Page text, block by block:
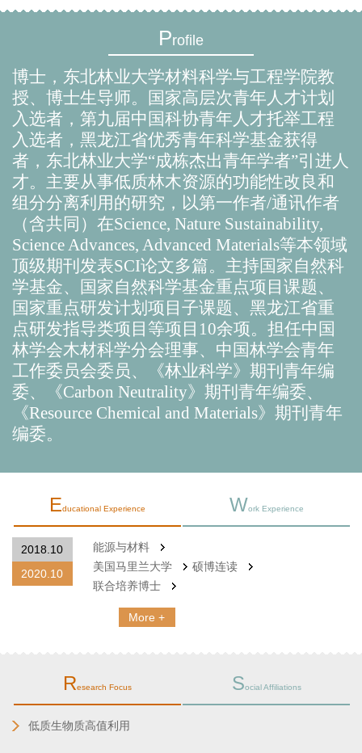
Profile
博士，东北林业大学材料科学与工程学院教
授、博士生导师。国家高层次青年人才计划
入选者，第九届中国科协青年人才托举工程
入选者，黑龙江省优秀青年科学基金获得
者，东北林业大学“成栋杰出青年学者”引进人
才。主要从事低质林木资源的功能性改良和
组分分离利用的研究，以第一作者/通讯作者
（含共同）在Science, Nature Sustainability,
Science Advances, Advanced Materials等本领域
顶级期刊发表SCI论文多篇。主持国家自然科
学基金、国家自然科学基金重点项目课题、
国家重点研发计划项目子课题、黑龙江省重
点研发指导类项目等项目 10余项。担任中国
林学会木材科学分会理事、中国林学会青年
工作委员会委员、《林业科学》期刊青年编
委、《Carbon Neutrality》期刊青年编委、
《Resource Chemical and Materials》期刊青年
编委。
Educational Experience Work Experience
2018.10
2020.10
能源与材料
美国马里兰大学
硕博连读
联合培养博士
More +
Research Focus Social Affiliations
低质生物质高值利用